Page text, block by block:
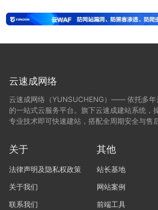
云速成网络
云速成网络（YUNSUCHENG）—— 依托多年
的一站式云服务平台。旗下云速成建站系统，
专业技术即可快速建站，搭配全周期安全与售
关于
法律声明及隐私权政策
关于我们
联系我们
其他
站长基地
网站案例
前端工具